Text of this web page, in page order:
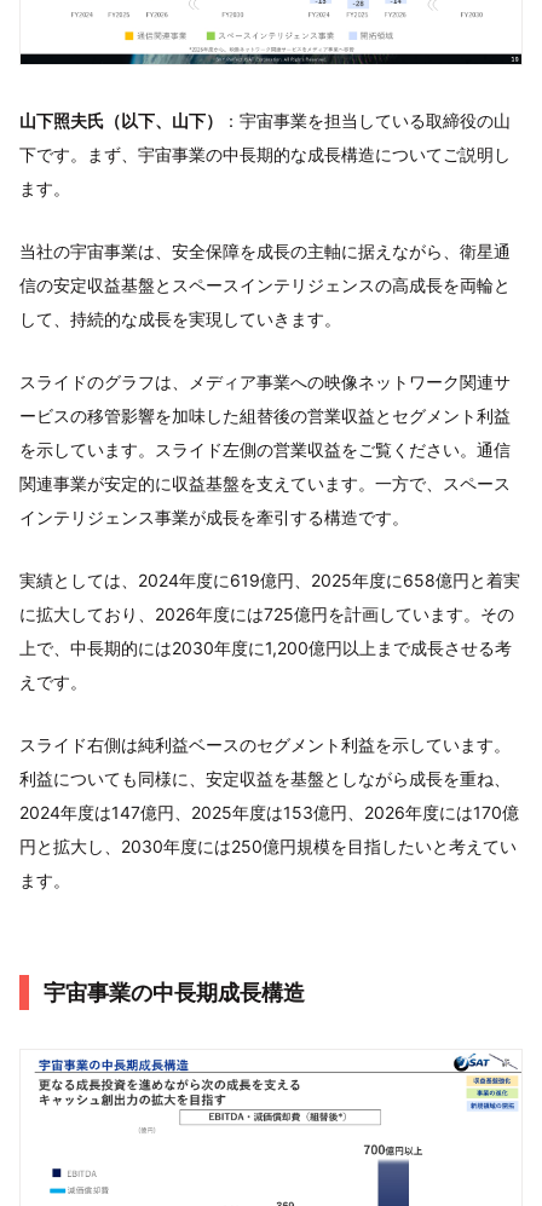
山下照夫氏（以下、山下）
：宇宙事業を担当している取締役の山
下です。まず、宇宙事業の中長期的な成長構造についてご説明し
ます。
当社の宇宙事業は、安全保障を成長の主軸に据えながら、衛星通
信の安定収益基盤とスペースインテリジェンスの高成長を両輪と
して、持続的な成長を実現していきます。
スライドのグラフは、メディア事業への映像ネットワーク関連サ
ービスの移管影響を加味した組替後の営業収益とセグメント利益
を示しています。スライド左側の営業収益をご覧ください。通信
関連事業が安定的に収益基盤を支えています。一方で、スペース
インテリジェンス事業が成長を牽引する構造です。
実績としては、2024年度に619億円、2025年度に658億円と着実
に拡大しており、2026年度には725億円を計画しています。その
上で、中長期的には2030年度に1,200億円以上まで成長させる考
えです。
スライド右側は純利益ベースのセグメント利益を示しています。
利益についても同様に、安定収益を基盤としながら成長を重ね、
2024年度は147億円、2025年度は153億円、2026年度には170億
円と拡大し、2030年度には250億円規模を目指したいと考えてい
ます。
宇宙事業の中⻑期成⻑構造